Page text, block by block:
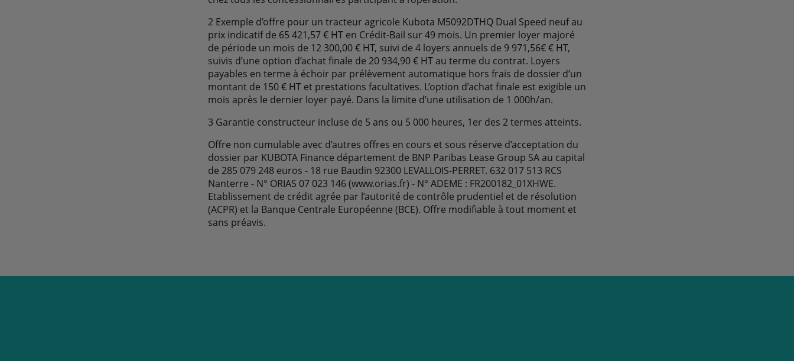
2 Exemple d’offre pour un tracteur agricole Kubota M5092DTHQ Dual Speed neuf au
prix indicatif de 65 421,57 € HT en Crédit-Bail sur 49 mois. Un premier loyer majoré
de période un mois de 12 300,00 € HT, suivi de 4 loyers annuels de 9 971,56€ € HT,
suivis d’une option d’achat finale de 20 934,90 € HT au terme du contrat. Loyers
payables en terme à échoir par prélèvement automatique hors frais de dossier d’un
montant de 150 € HT et prestations facultatives. L’option d’achat finale est exigible un
mois après le dernier loyer payé. Dans la limite d’une utilisation de 1 000h/an.
3 Garantie constructeur incluse de 5 ans ou 5 000 heures, 1er des 2 termes atteints.
Offre non cumulable avec d’autres offres en cours et sous réserve d’acceptation du
dossier par KUBOTA Finance département de BNP Paribas Lease Group SA au capital
de 285 079 248 euros - 18 rue Baudin 92300 LEVALLOIS-PERRET. 632 017 513 RCS
Nanterre - N° ORIAS 07 023 146 (www.orias.fr) - N° ADEME : FR200182_01XHWE.
Etablissement de crédit agrée par l’autorité de contrôle prudentiel et de résolution
(ACPR) et la Banque Centrale Européenne (BCE). Offre modifiable à tout moment et
sans préavis.